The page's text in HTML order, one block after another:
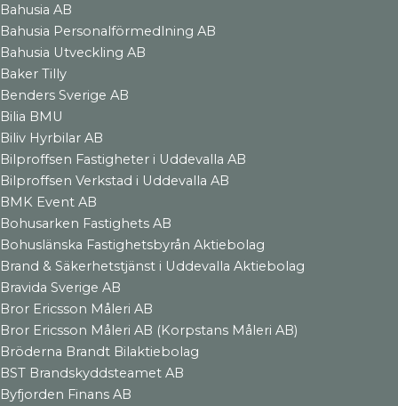
Bahusia AB
Bahusia Personalförmedlning AB
Bahusia Utveckling AB
Baker Tilly
Benders Sverige AB
Bilia BMU
Biliv Hyrbilar AB
Bilproffsen Fastigheter i Uddevalla AB
Bilproffsen Verkstad i Uddevalla AB
BMK Event AB
Bohusarken Fastighets AB
Bohuslänska Fastighetsbyrån Aktiebolag
Brand & Säkerhetstjänst i Uddevalla Aktiebolag
Bravida Sverige AB
Bror Ericsson Måleri AB
Bror Ericsson Måleri AB (Korpstans Måleri AB)
Bröderna Brandt Bilaktiebolag
BST Brandskyddsteamet AB
Byfjorden Finans AB